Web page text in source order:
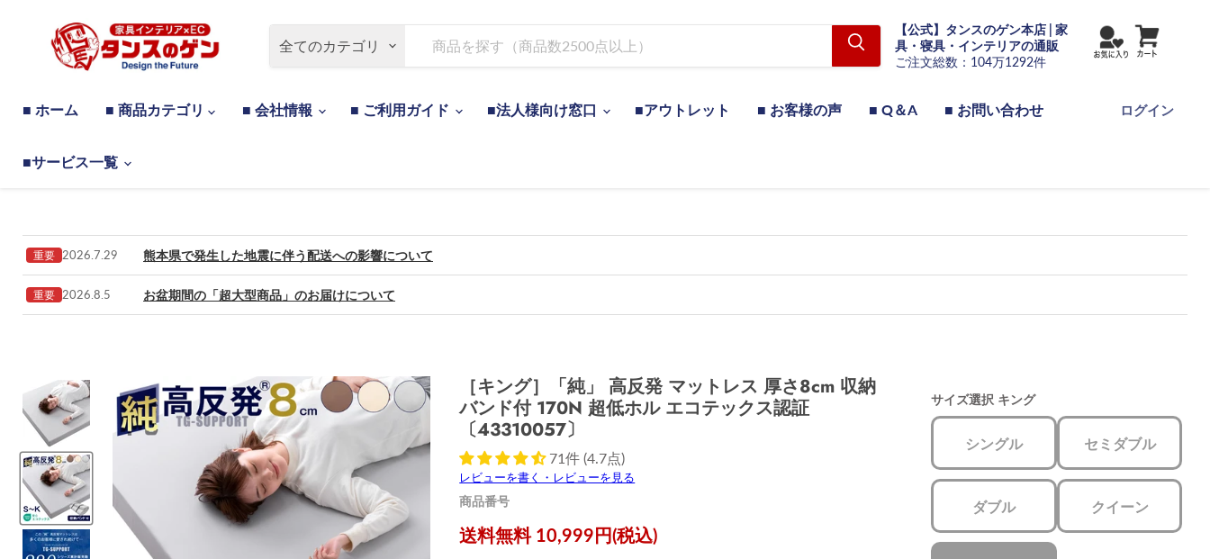
全てのカテゴリ
【公式】タンスのゲン本店 | 家
具・寝具・インテリアの通販
ご注文総数：104万1292件
■ ホーム ■ 商品カテゴリ ■ 会社情報 ■ ご利用ガイド ■法人様向け窓口 ■アウトレット ■ お客様の声 ■ Q＆A ■ お問い合わせ
■サービス一覧
ログイン
重要 2026.7.29 熊本県で発生した地震に伴う配送への影響について
重要 2026.8.5 お盆期間の「超大型商品」のお届けについて
［キング］「純」 高反発 マットレス 厚さ8cm 収納
バンド付 170N 超低ホル エコテックス認証
〔43310057〕
71件 (4.7点)
レビューを書く・レビューを見る
商品番号
現在の価格
送料無料 10,999円(税込)
サイズ選択 キング
シングル セミダブル
ダブル クイーン